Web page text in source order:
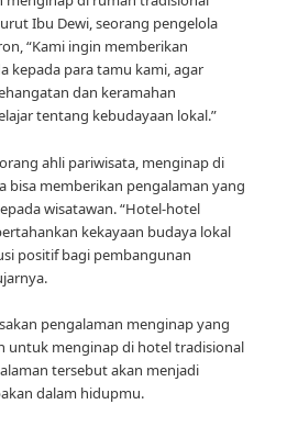
Ibu Dewi, seorang pengelola
“Kami ingin memberikan
kepada para tamu kami, agar
dan keramahan
tentang kebudayaan lokal.”
ahli pariwisata, menginap di
bisa memberikan pengalaman yang
wisatawan. “Hotel-hotel
kekayaan budaya lokal
positif bagi pembangunan
pengalaman menginap yang
untuk menginap di hotel tradisional
tersebut akan menjadi
dalam hidupmu.